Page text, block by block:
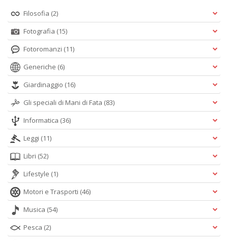
Filosofia (2)
Fotografia (15)
Fotoromanzi (11)
Generiche (6)
Giardinaggio (16)
Gli speciali di Mani di Fata (83)
Informatica (36)
Leggi (11)
Libri (52)
Lifestyle (1)
Motori e Trasporti (46)
Musica (54)
Pesca (2)